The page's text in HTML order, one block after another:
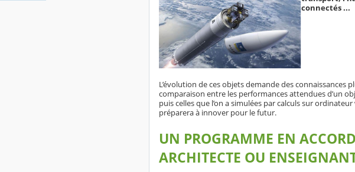
connectés ...
L’évolution de ces objets demande des
comparaison entre les performances attendues d’un
puis celles que l’on a simulées par calculs sur
préparera à innover pour le futur.
UN PROGRAMME EN
ARCHITECTE OU